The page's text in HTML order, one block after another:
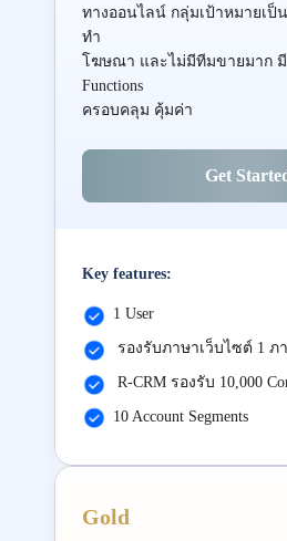
ทางออนไลน์ กลุ่มเป้าหมายเป็
ทำ
โฆษณา และไม่มีทีมขายมาก มี
Functions
ครอบคลุม คุ้มค่า
Get
Key features:
1 User
รองรับภาษาเว็บไซต์ 1 ภ
R-CRM รองรับ 10,000
10 Account Segments
Gold